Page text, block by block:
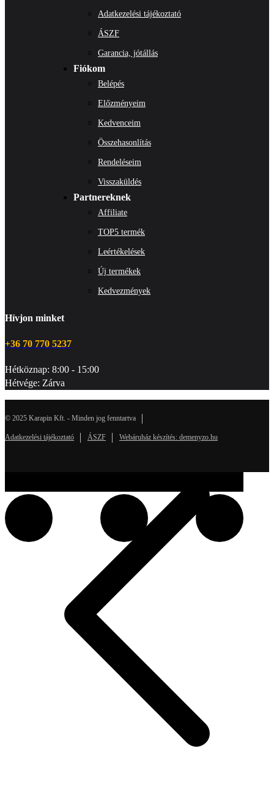
Adatkezelési tájékoztató
ÁSZF
Garancia, jótállás
Fiókom
Belépés
Előzményeim
Kedvenceim
Összehasonlítás
Rendeléseim
Visszaküldés
Partnereknek
Affiliate
TOP5 termék
Leértékelések
Új termékek
Kedvezmények
Hívjon minket
+36 70 770 5237
Hétköznap: 8:00 - 15:00
Hétvége: Zárva
© 2025 Karapin Kft. - Minden jog fenntartva
Adatkezelési tájékoztató ÁSZF Webáruház készítés: demenyzo.hu